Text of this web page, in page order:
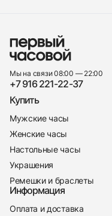
Мы на связи 08:00 — 22:00
+7 916 221-22-37
Купить
Мужские часы
Женские часы
Настольные часы
Украшения
Ремешки и браслеты
Информация
Оплата и доставка